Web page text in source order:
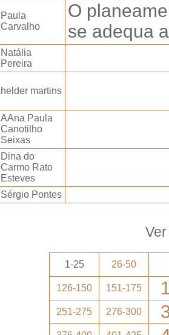
Paula
Carvalho
O
se adequa
Natália
Pereira
helder martins
AAna Paula
Canotilho
Seixas
Dina do
Carmo Rato
Esteves
Sérgio Pontes
1-25 26-50
126-150 151-175
251-275 276-300